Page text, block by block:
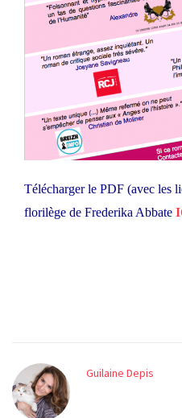
Télécharger le PDF (avec les
florilège de Frederika Abbate
Guilaine Depis